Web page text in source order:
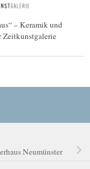
– Keramik und
Zeitkunstgalerie
Neumünster